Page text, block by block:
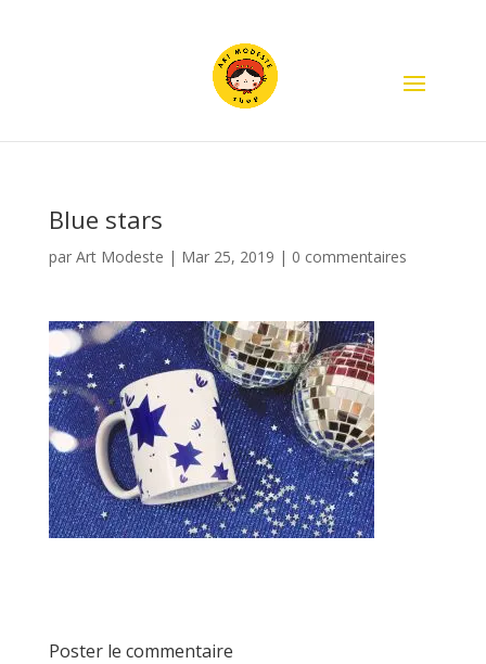
Blue stars
par Art Modeste | Mar 25, 2019 | 0 commentaires
Poster le commentaire